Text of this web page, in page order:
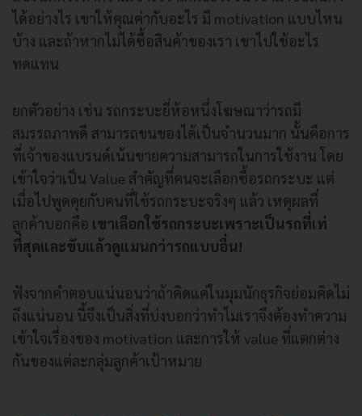
ได้อย่างไร เขาให้คุณค่ากับอะไร มี motivation แบบไหน
บ้าง และถ้าหากไม่ได้ซื้อสินค้าของเรา เขาไปใช้อะไร
ทดแทน
ยกตัวอย่าง เช่น รถกระบะยี่ห้อหนึ่งโฆษณาว่ารถมี
สมรรถภาพดี สามารถขนของได้เป็นจำนวนมาก นั้นคือการ
ที่เจ้าของแบรนด์เน้นขายความสามารถในการใช้งาน โดย
เข้าใจว่าเป็น Value สำคัญที่คนจะเลือกซื้อรถกระบะ แต่
เมื่อไปพูดคุยกับคนที่ใช้รถกระบะจริงๆ แล้ว เหตุผลที่
ลูกค้าบอกคือ เขาเลือกใช้รถกระบะเพราะเป็นรถที่เท่
ที่สุดและขับแล้วดูแมนกว่ารถแบบอื่น!
ฟังจากคำตอบแน่นอนว่าถ้าคิดแค่ในมุมนักธุรกิจย่อมคิดไม่
ถึงแน่นอน นี้จึงเป็นสิ่งที่บ่งบอกว่าทำไมเราจึงต้องทำความ
เข้าใจเรื่องของ motivation และการให้ value ที่แตกต่าง
กันของแต่ละกลุ่มลูกค้าเป้าหมาย